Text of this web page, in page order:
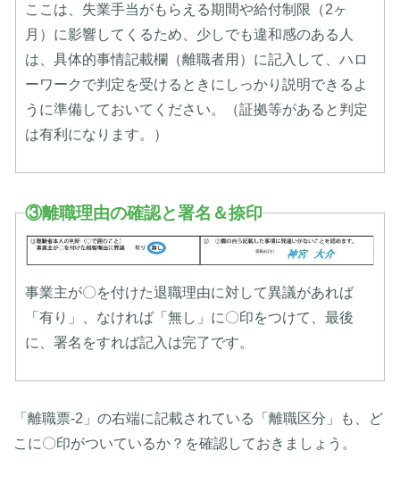
ここは、失業手当がもらえる期間や給付制限（2ヶ
月）に影響してくるため、少しでも違和感のある人
は、具体的事情記載欄（離職者用）に記入して、ハロ
ーワークで判定を受けるときにしっかり説明できるよ
うに準備しておいてください。（証拠等があると判定
は有利になります。）
③離職理由の確認と署名＆捺印
事業主が〇を付けた退職理由に対して異議があれば
「有り」、なければ「無し」に〇印をつけて、最後
に、署名をすれば記入は完了です。
「離職票-2」の右端に記載されている「離職区分」も、ど
こに〇印がついているか？を確認しておきましょう。